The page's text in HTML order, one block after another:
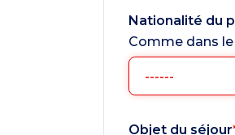
Nationalité du
Comme dans
Objet du séjour